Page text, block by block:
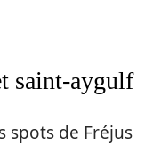
saint-aygulf
spots de Fréjus